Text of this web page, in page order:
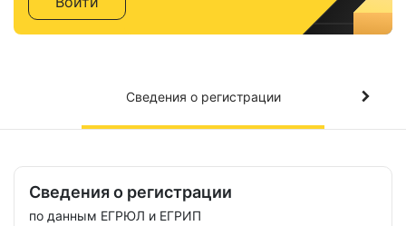
Сведения о регистрации
Сведения о регистрации
по данным ЕГРЮЛ и ЕГРИП